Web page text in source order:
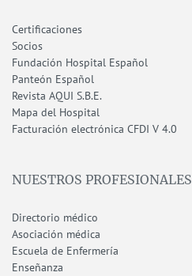
Certificaciones
Socios
Fundación Hospital Español
Panteón Español
Revista AQUI S.B.E.
Mapa del Hospital
Facturación electrónica CFDI V 4.0
NUESTROS PROFESIONALES
Directorio médico
Asociación médica
Escuela de Enfermería
Enseñanza